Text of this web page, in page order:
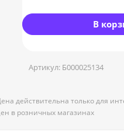
В
Артикул: Б000025134
действительна только для
в розничных магазинах